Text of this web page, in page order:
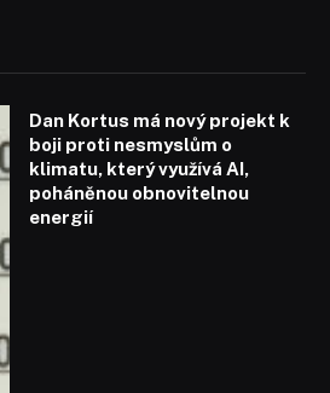
Dan Kortus má nový projekt k
boji proti nesmyslům o
klimatu, který využívá AI,
poháněnou obnovitelnou
energií